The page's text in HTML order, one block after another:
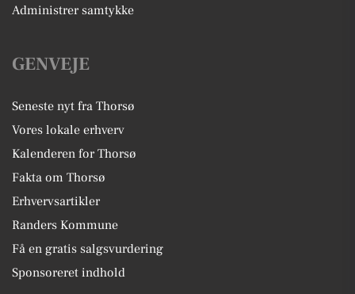
Administrer samtykke
GENVEJE
Seneste nyt fra Thorsø
Vores lokale erhverv
Kalenderen for Thorsø
Fakta om Thorsø
Erhvervsartikler
Randers Kommune
Få en gratis salgsvurdering
Sponsoreret indhold